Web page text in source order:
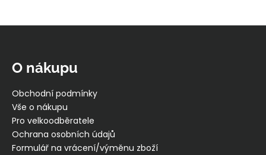
O nákupu
Obchodní podmínky
Vše o nákupu
Pro velkoodběratele
Ochrana osobních údajů
Formulář na vrácení/výměnu zboží